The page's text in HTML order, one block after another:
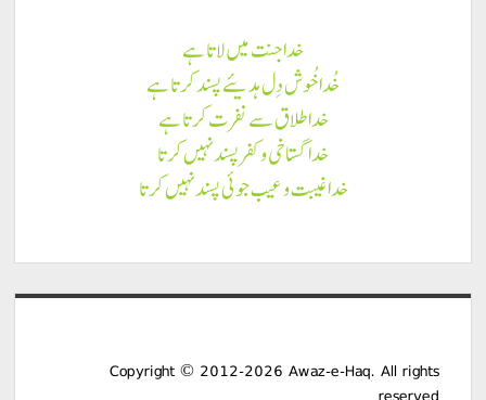
خدا جنت میں لاتا ہے
خُدا خُوش دِل ہدیئے پسند کرتا ہے
خدا طلاق سے نفرت کرتا ہے
خدا گستاخی و کفر پسند نہیں کرتا
خدا غیبت و عیب جوئی پسند نہیں کرتا
Copyright © 2012-2026 Awaz-e-Haq. All rights